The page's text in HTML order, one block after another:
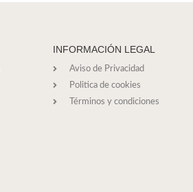
INFORMACIÓN LEGAL
Aviso de Privacidad
Politica de cookies
Términos y condiciones